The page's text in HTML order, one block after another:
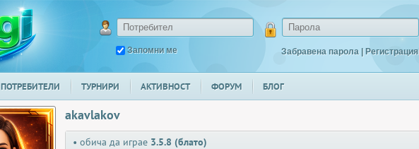
Запомни ме Забравена парола | Регистрация
ПОТРЕБИТЕЛИ ТУРНИРИ АКТИВНОСТ ФОРУМ БЛОГ
akavlakov
• обича да играе 3.5.8 (блато)